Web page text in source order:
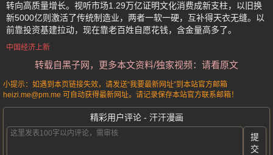
转向高质量增长。视听市场1.29万亿证明文化消费成新支柱，以旧换
新5000亿则激活了传统制造业，两者一软一硬，互补得天衣无缝。以
前靠投资基建拉动，现在靠老百姓自愿花钱，含金量高多了。
中国经济上新
转载自黑子网，更多本文资料/独家视频：请看原文
小提示：如遇到本页链接失效，请发送“我要最新网址”到本站官方邮箱
heizi.me@pm.me 可自动获得最新网址。请记录保存本站官方联系邮箱！
精彩用户评论 - 汗汗漫画
提
交